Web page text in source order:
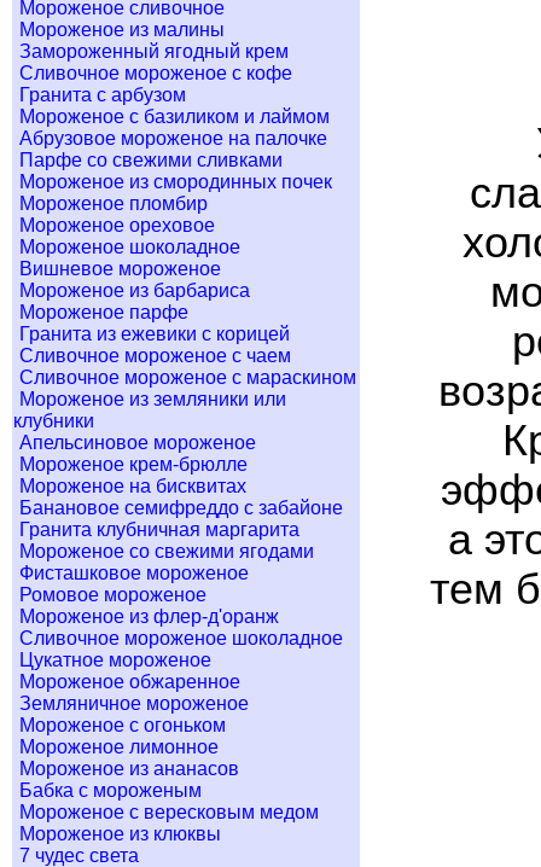
Мороженое сливочное
Мороженое из малины
Замороженный ягодный крем
Сливочное мороженое с кофе
Гранита с арбузом
Мороженое с базиликом и лаймом
Абрузовое мороженое на палочке
Парфе со свежими сливками
Мороженое из смородинных почек
Мороженое пломбир
Мороженое ореховое
Мороженое шоколадное
Вишневое мороженое
Мороженое из барбариса
Мороженое парфе
Гранита из ежевики с корицей
Сливочное мороженое с чаем
Сливочное мороженое с мараскином
Мороженое из земляники или
клубники
Апельсиновое мороженое
Мороженое крем-брюлле
Мороженое на бисквитах
Банановое семифреддо с забайоне
Гранита клубничная маргарита
Мороженое со свежими ягодами
Фисташковое мороженое
Ромовое мороженое
Мороженое из флер-д'оранж
Сливочное мороженое шоколадное
Цукатное мороженое
Мороженое обжаренное
Земляничное мороженое
Мороженое с огоньком
Мороженое лимонное
Мороженое из ананасов
Бабка с мороженым
Мороженое с вересковым медом
Мороженое из клюквы
7 чудес света
а
тем